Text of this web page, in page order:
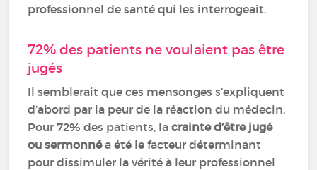
professionnel de santé qui les interrogeait.
72% des patients ne voulaient pas être
jugés
Il semblerait que ces mensonges s’expliquent
d’abord par la peur de la réaction du médecin.
Pour 72% des patients, lacrainte d’être jugé
ou sermonnéa été le facteur déterminant
pour dissimuler la vérité à leur professionnel